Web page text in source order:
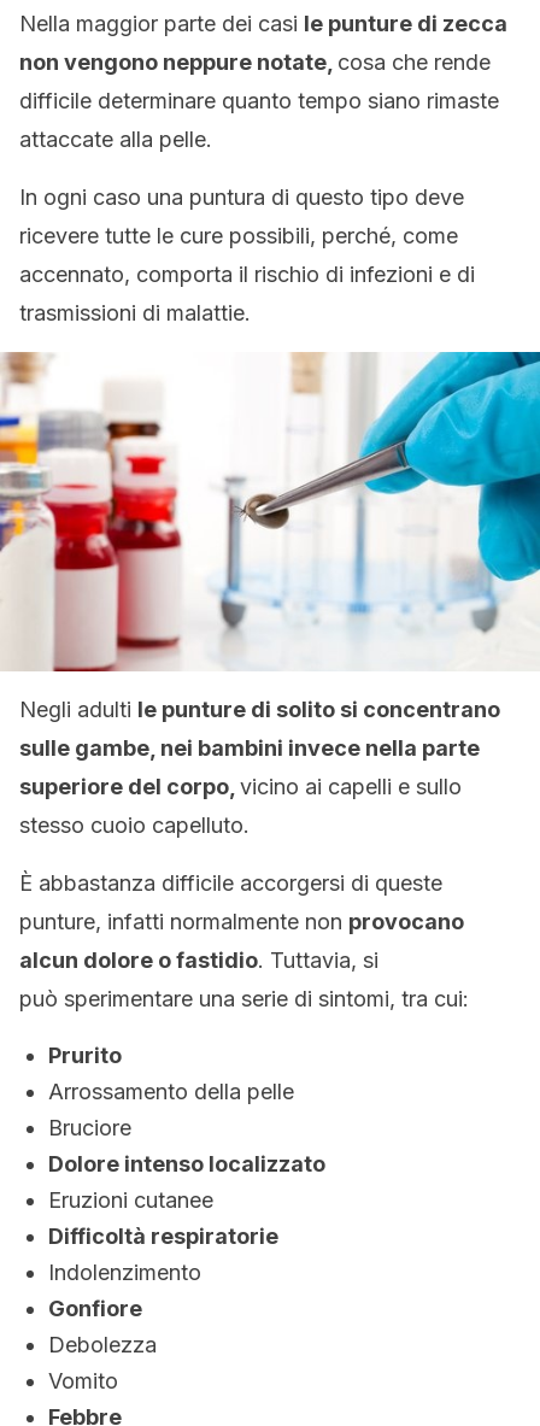
Nella maggior parte dei casi le punture di zecca
non vengono neppure notate, cosa che rende
difficile determinare quanto tempo siano rimaste
attaccate alla pelle.
In ogni caso una puntura di questo tipo deve
ricevere tutte le cure possibili, perché, come
accennato, comporta il rischio di infezioni e di
trasmissioni di malattie.
Negli adulti le punture di solito si concentrano
sulle gambe, nei bambini invece nella parte
superiore del corpo, vicino ai capelli e sullo
stesso cuoio capelluto.
È abbastanza difficile accorgersi di queste
punture, infatti normalmente non provocano
alcun dolore o fastidio. Tuttavia, si
può sperimentare una serie di sintomi, tra cui:
Prurito
Arrossamento della pelle
Bruciore
Dolore intenso localizzato
Eruzioni cutanee
Difficoltà respiratorie
Indolenzimento
Gonfiore
Debolezza
Vomito
Febbre